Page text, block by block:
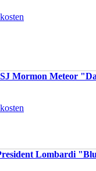
Mormon Meteor
Lombardi